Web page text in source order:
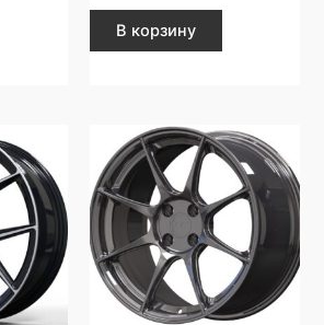
В корзину